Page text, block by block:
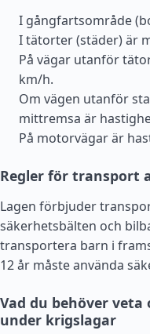
I gångfartsområde
I tätorter (städer) är
På vägar utanför
km/h.
Om vägen utanför
mittremsa är
På motorvägar är
Regler för transport
Lagen förbjuder
säkerhetsbälten och
transportera barn i
12 år måste använda
Vad du behöver
under krigslagar